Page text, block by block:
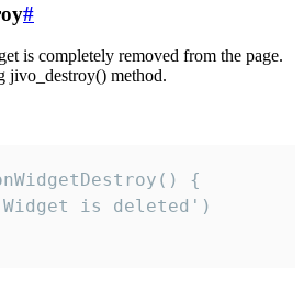
#
is completely removed from the page.
jivo_destroy() method.
{
is deleted')